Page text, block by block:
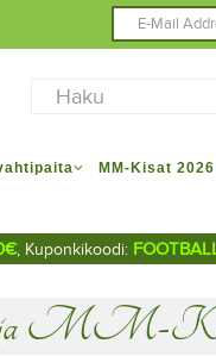
MM-Kisat
, Kuponkikoodi:
MM-